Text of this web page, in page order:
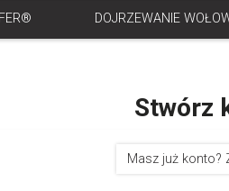
DOJRZEWANIE
Stwórz
Masz już konto?